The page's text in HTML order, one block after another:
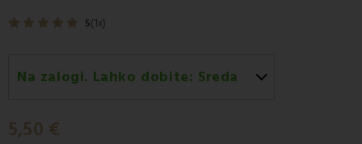
5(1x)
Na zalogi. Lahko dobite: Sreda
5,50 €